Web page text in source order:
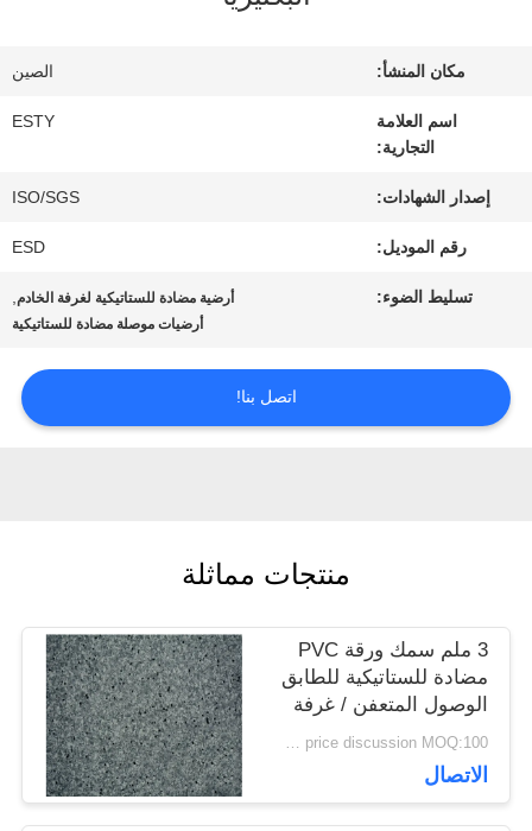
المصنع
مراقبة
الجودة
بنا
اطلب
اقتباس
خريطة
مكان المنشأ: الصين
اسم العلامة
التجارية:
ESTY
إصدار الشهادات: ISO/SGS
رقم الموديل: ESD
تسليط الضوء: أرضية مضادة للستاتيكية لغرفة الخادم,
أرضيات موصلة مضادة للستاتيكية
اتصل بنا!
منتجات مماثلة
3 ملم سمك ورقة PVC
مضادة للستاتيكية للطابق
الوصول المتعفن / غرفة
الكمبيوتر
price discussion MOQ:100 مترا مربعا
الاتصال